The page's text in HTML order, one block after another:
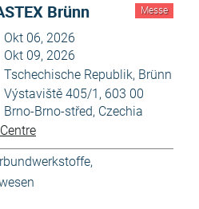
Messe
Brünn
Okt 06, 2026
Okt 09, 2026
Tschechische Republik, Brünn
Výstaviště 405/1, 603 00
Brno-Brno-střed, Czechia
,